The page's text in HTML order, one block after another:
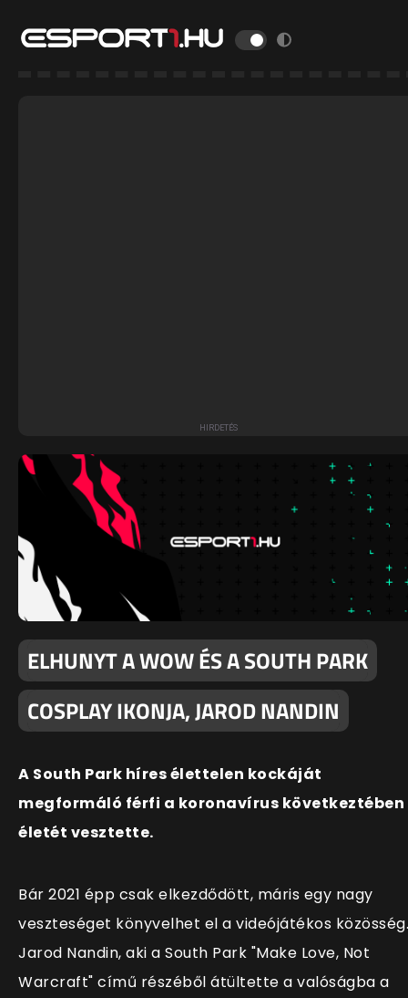
ELHUNYT A WOW ÉS A SOUTH PARK
COSPLAY IKONJA, JAROD NANDIN
A South Park híres élettelen kockáját
megformáló férfi a koronavírus következtében
életét vesztette.
Bár 2021 épp csak elkezdődött, máris egy nagy
veszteséget könyvelhet el a videójátékos közösség.
Jarod Nandin, aki a South Park "Make Love, Not
Warcraft" című részéből átültette a valóságba a